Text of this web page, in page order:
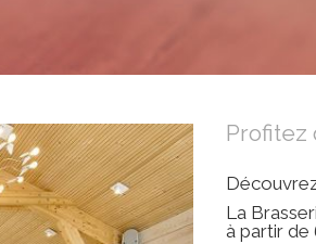
Profitez
La
à partir de